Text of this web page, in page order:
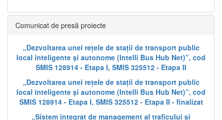
Comunicat de presă proiecte
„Dezvoltarea unei rețele de stații de transport public
local inteligente și autonome (Intelli Bus Hub Net)”, cod
SMIS 128914 - Etapa I, SMIS 325512 - Etapa II
„Dezvoltarea unei rețele de stații de transport public
local inteligente și autonome (Intelli Bus Hub Net)”, cod
SMIS 128914 - Etapa I, SMIS 325512 - Etapa II - finalizat
„Sistem integrat de management al traficului și